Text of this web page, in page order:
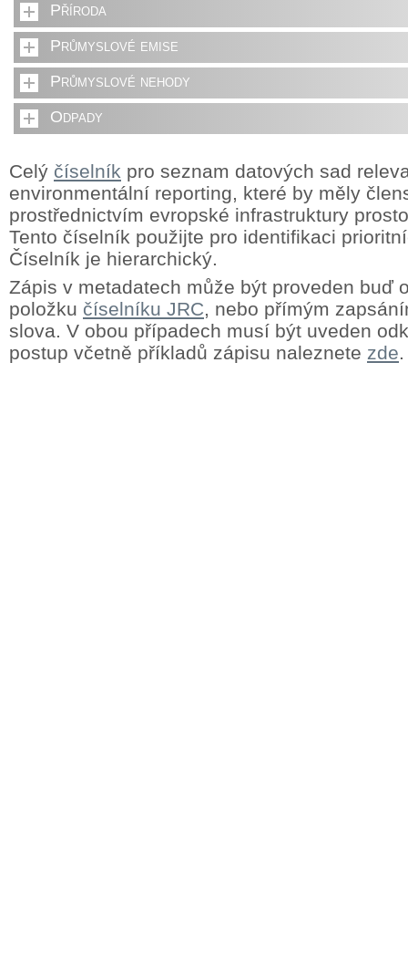
Příroda
Průmyslové emise
Průmyslové nehody
Odpady
Celý číselník pro seznam datových sad
environmentální reporting, které by měly
prostřednictvím evropské infrastruktury
Tento číselník použijte pro identifikaci
Číselník je hierarchický.
Zápis v metadatech může být proveden buď
položku číselníku JRC, nebo přímým
slova. V obou případech musí být uveden
postup včetně příkladů zápisu naleznete zde.